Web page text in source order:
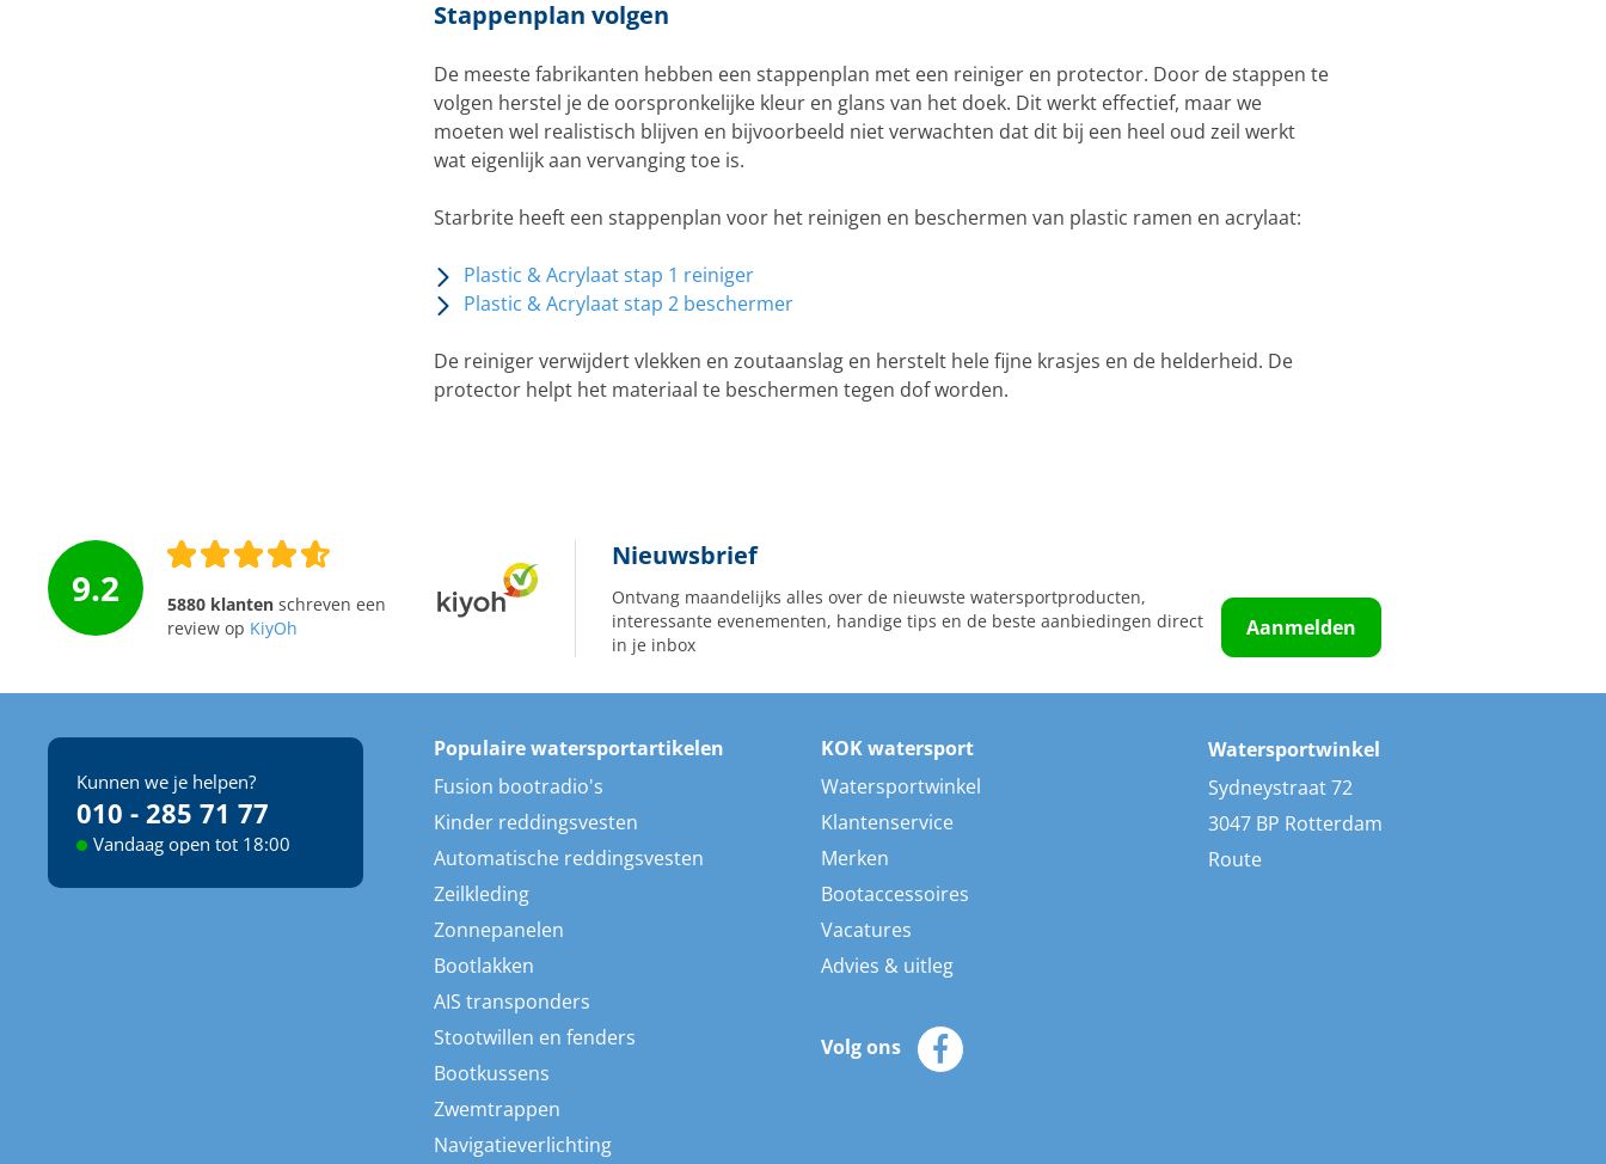
Stappenplan volgen
De meeste fabrikanten hebben een stappenplan met een reiniger en protector. Door de stappen te
volgen herstel je de oorspronkelijke kleur en glans van het doek. Dit werkt effectief, maar we
moeten wel realistisch blijven en bijvoorbeeld niet verwachten dat dit bij een heel oud zeil werkt
wat eigenlijk aan vervanging toe is.
Starbrite heeft een stappenplan voor het reinigen en beschermen van plastic ramen en acrylaat:
Plastic & Acrylaat stap 1 reiniger
Plastic & Acrylaat stap 2 beschermer
De reiniger verwijdert vlekken en zoutaanslag en herstelt hele fijne krasjes en de helderheid. De
protector helpt het materiaal te beschermen tegen dof worden.
9.2 5880 klantenschreven een
review op KiyOh
Nieuwsbrief
Ontvang maandelijks alles over de nieuwste watersportproducten,
interessante evenementen, handige tips en de beste aanbiedingen direct
in je inbox
Aanmelden
Kunnen we je helpen?
010 - 285 71 77
Vandaag open tot 18:00
Populaire watersportartikelen
Fusion bootradio's
Kinder reddingsvesten
Automatische reddingsvesten
Zeilkleding
Zonnepanelen
Bootlakken
AIS transponders
Stootwillen en fenders
Bootkussens
Zwemtrappen
Navigatieverlichting
KOK watersport
Watersportwinkel
Klantenservice
Merken
Bootaccessoires
Vacatures
Advies & uitleg
Volg ons
Watersportwinkel
Sydneystraat 72
3047 BP Rotterdam
Route